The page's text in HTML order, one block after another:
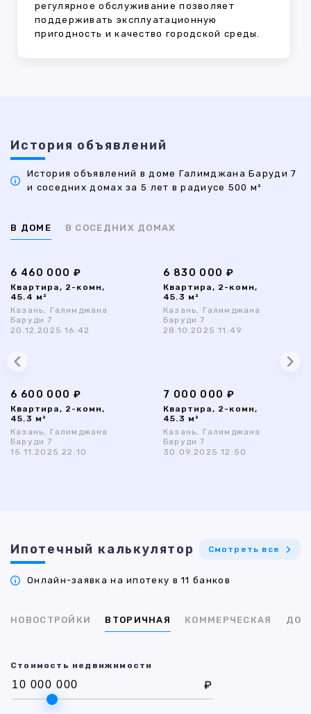
регулярное обслуживание позволяет
поддерживать эксплуатационную
пригодность и качество городской среды.
История объявлений
История объявлений в доме Галимджана Баруди 7
и соседних домах за 5 лет в радиусе 500 м²
В ДОМЕ В СОСЕДНИХ ДОМАХ
6 460 000 ₽
Квартира, 2-комн,
45.4 м²
Казань, Галимджана
Баруди 7
20.12.2025 16:42
6 830 000 ₽
Квартира, 2-комн,
45.3 м²
Казань, Галимджана
Баруди 7
28.10.2025 11:49
6 600 000 ₽
Квартира, 2-комн,
45.3 м²
Казань, Галимджана
Баруди 7
15.11.2025 22:10
7 000 000 ₽
Квартира, 2-комн,
45.3 м²
Казань, Галимджана
Баруди 7
30.09.2025 12:50
Ипотечный калькулятор Смотреть все
Онлайн-заявка на ипотеку в 11 банков
НОВОСТРОЙКИ ВТОРИЧНАЯ КОММЕРЧЕСКАЯ ДОМ
Стоимость недвижимости
₽